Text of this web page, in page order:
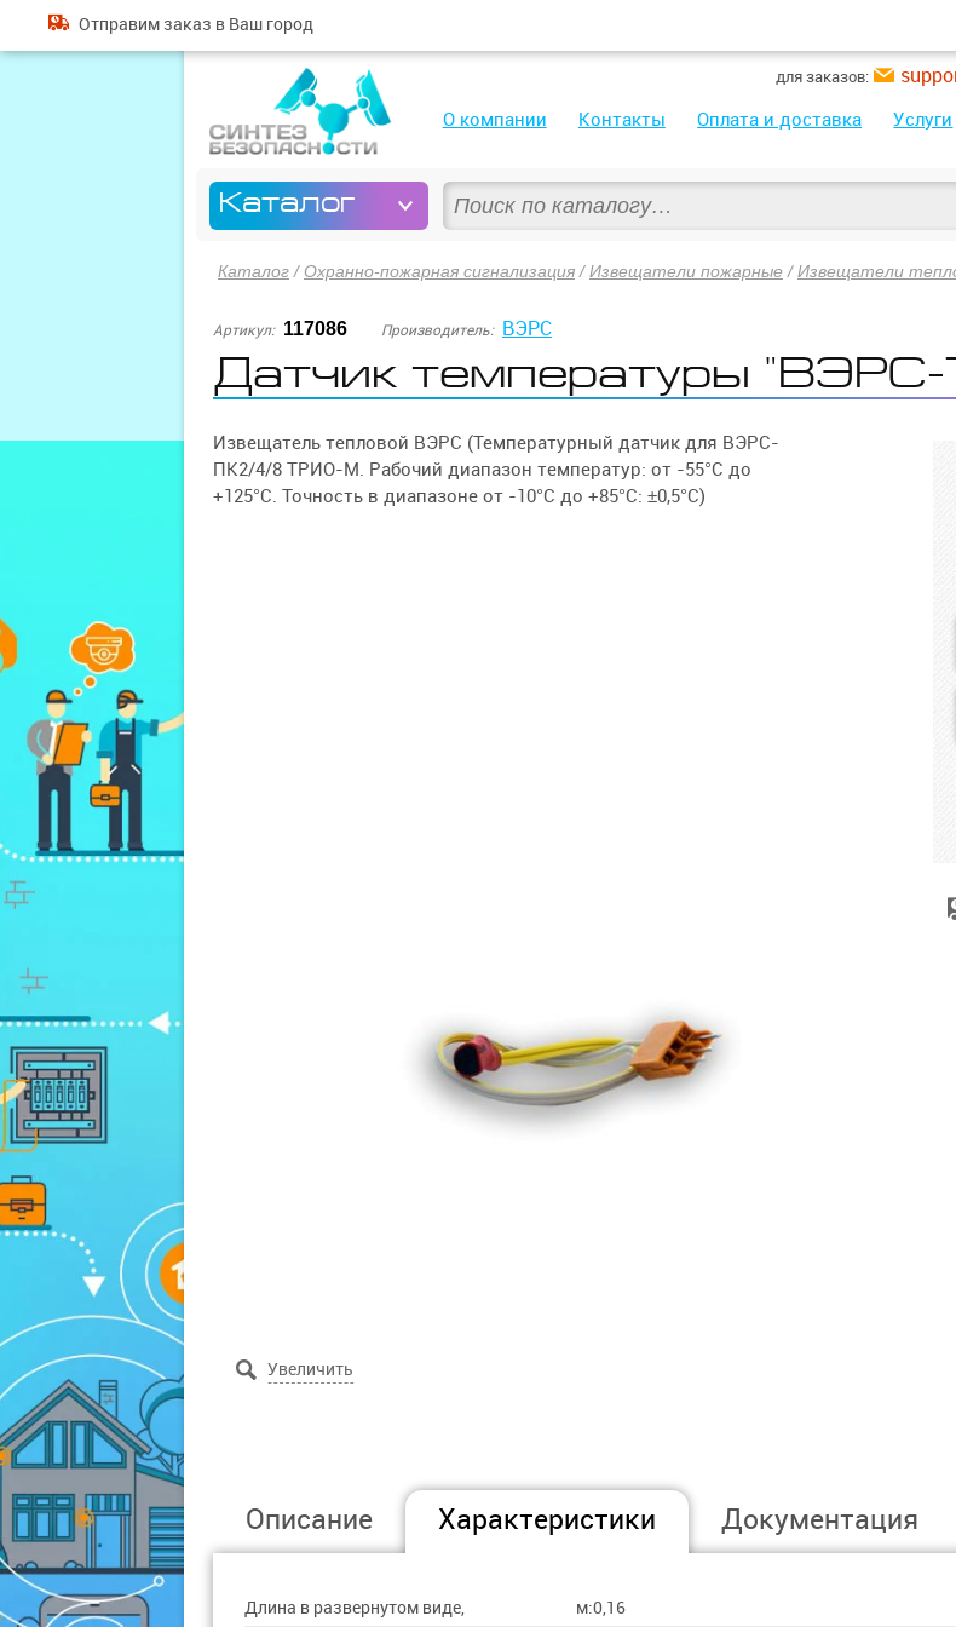
О компании Контакты Оплата и доставка Услуги
Каталог
для заказов:
Отправим заказ в Ваш город
Каталог / Охранно-пожарная сигнализация /Извещатели пожарные /Извещатели
Артикул: 117086 Производитель: ВЭРС
Датчик температуры "ВЭРС-
Извещатель тепловой ВЭРС (Температурный датчик для ВЭРС-
ПК2/4/8 ТРИО-М. Рабочий диапазон температур: от -55°С до
+125°С. Точность в диапазоне от -10°С до +85°С: ±0,5°С)
Описание Характеристики Документация
Длина в развернутом виде, м:0,16